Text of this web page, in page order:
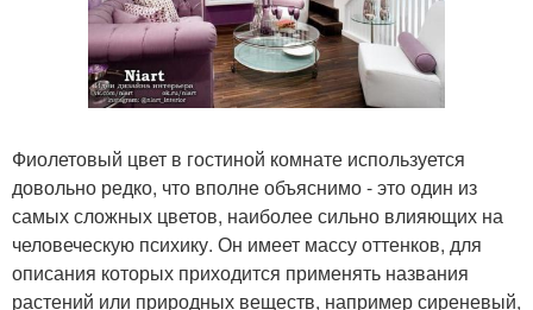
Фиолетовый цвет в гостиной комнате используется
довольно редко, что вполне объяснимо - это один из
самых сложных цветов, наиболее сильно влияющих на
человеческую психику. Он имеет массу оттенков, для
описания которых приходится применять названия
растений или природных веществ, например сиреневый,